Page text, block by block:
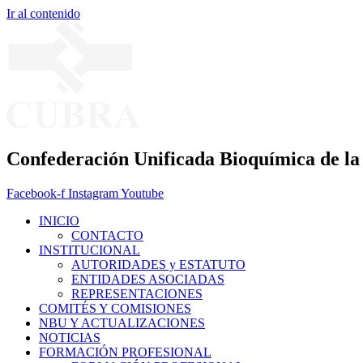
Ir al contenido
Confederación Unificada Bioquímica de
Facebook-f InstagramYoutube
INICIO
CONTACTO
INSTITUCIONAL
AUTORIDADES y ESTATUTO
ENTIDADES ASOCIADAS
REPRESENTACIONES
COMITÉS Y COMISIONES
NBU Y ACTUALIZACIONES
NOTICIAS
FORMACIÓN PROFESIONAL